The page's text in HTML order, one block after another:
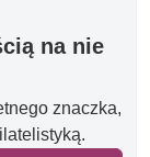
na nie
znaczka,